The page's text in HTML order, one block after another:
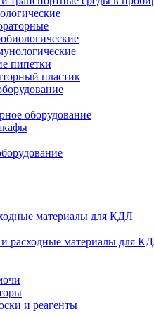
пипетки
пластик
оборудование
материалы для КДЛ
расходные материалы для
и реагенты